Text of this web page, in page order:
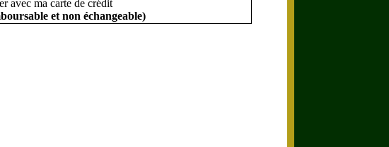
avec ma carte de crédit
et non échangeable)